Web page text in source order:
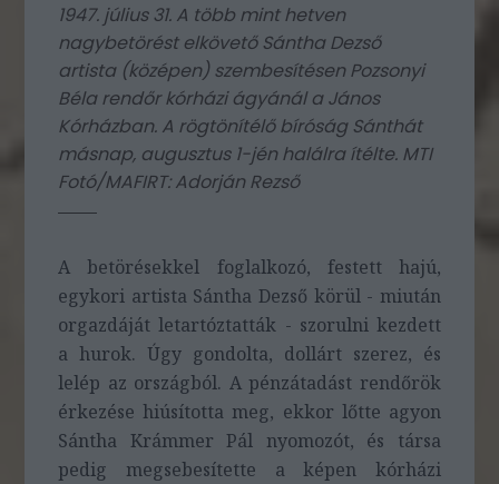
1947. július 31. A több mint hetven
nagybetörést elkövető Sántha Dezső
artista (középen) szembesítésen Pozsonyi
Béla rendőr kórházi ágyánál a János
Kórházban. A rögtönítélő bíróság Sánthát
másnap, augusztus 1-jén halálra ítélte. MTI
Fotó/MAFIRT: Adorján Rezső
A betörésekkel foglalkozó, festett hajú,
egykori artista Sántha Dezső körül - miután
orgazdáját letartóztatták - szorulni kezdett
a hurok. Úgy gondolta, dollárt szerez, és
lelép az országból. A pénzátadást rendőrök
érkezése hiúsította meg, ekkor lőtte agyon
Sántha Krámmer Pál nyomozót, és társa
pedig megsebesítette a képen kórházi